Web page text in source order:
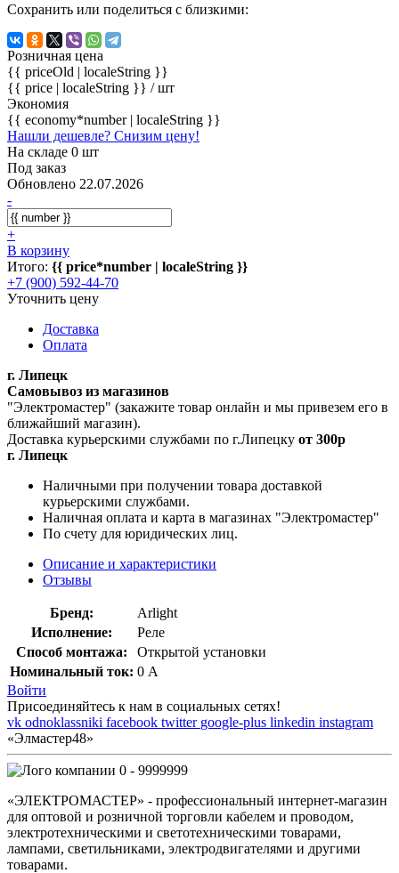
Сохранить или поделиться с близкими:
Розничная цена
{{ priceOld | localeString }}
{{ price | localeString }} / шт
Экономия
{{ economy*number | localeString }}
Нашли дешевле? Снизим цену!
На складе 0 шт
Под заказ
Обновлено 22.07.2026
-
+
В корзину
Итого: {{ price*number | localeString }}
+7 (900) 592-44-70
Уточнить цену
Доставка
Оплата
г. Липецк
Самовывоз из магазинов
"Электромастер" (закажите товар онлайн и мы привезем его в
ближайший магазин).
Доставка курьерскими службами по г.Липецку от 300р
г. Липецк
Наличными при получении товара доставкой
курьерскими службами.
Наличная оплата и карта в магазинах "Электромастер"
По счету для юридических лиц.
Описание и характеристики
Отзывы
Бренд:
Arlight
Исполнение:
Реле
Способ монтажа:
Открытой установки
Номинальный ток: 0 А
Войти
Присоединяйтесь к нам в социальных сетях!
vk odnoklassniki facebook twitter google-plus linkedin instagram
«Элмастер48»
0 - 9999999
«ЭЛЕКТРОМАСТЕР» - профессиональный интернет-магазин
для оптовой и розничной торговли кабелем и проводом,
электротехническими и светотехническими товарами,
лампами, светильниками, электродвигателями и другими
товарами.